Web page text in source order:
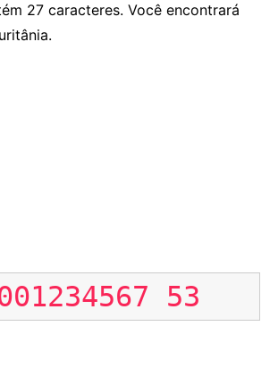
27 caracteres. Você encontrará
53